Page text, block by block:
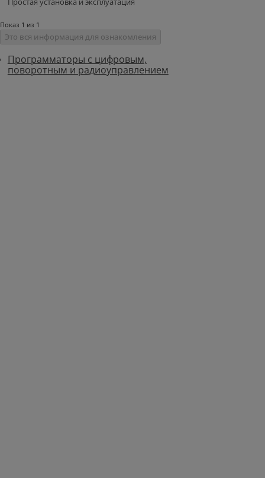
Показ 1 из 1
Это вся информация для ознакомления
Программаторы с цифровым,
поворотным и радиоуправлением